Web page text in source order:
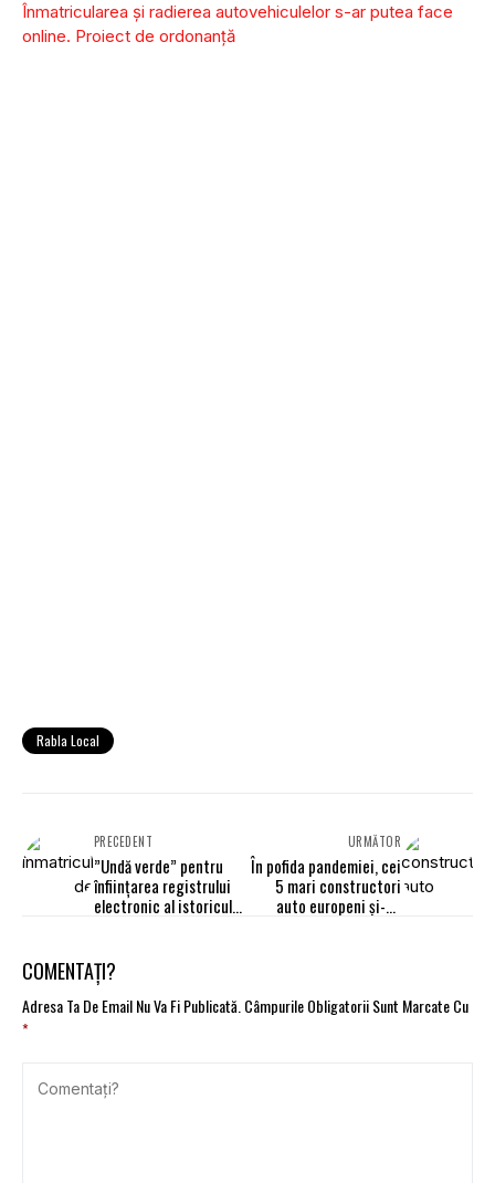
Înmatricularea şi radierea autovehiculelor s-ar putea face
online. Proiect de ordonanță
Rabla Local
PRECEDENT
”Undă verde” pentru
înfiinţarea registrului
electronic al istoricului
URMĂTOR
În pofida pandemiei, cei
5 mari constructori
auto europeni și-au
COMENTAȚI?
Adresa Ta De Email Nu Va Fi Publicată.Câmpurile Obligatorii Sunt Marcate Cu
*